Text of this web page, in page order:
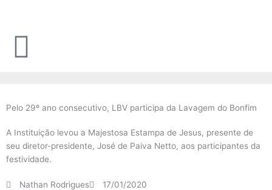
Pelo 29º ano consecutivo, LBV participa da Lavagem do Bonfim
A Instituição levou a Majestosa Estampa de Jesus, presente de
seu diretor-presidente, José de Paiva Netto, aos participantes da
festividade.
Nathan Rodrigues 17/01/2020